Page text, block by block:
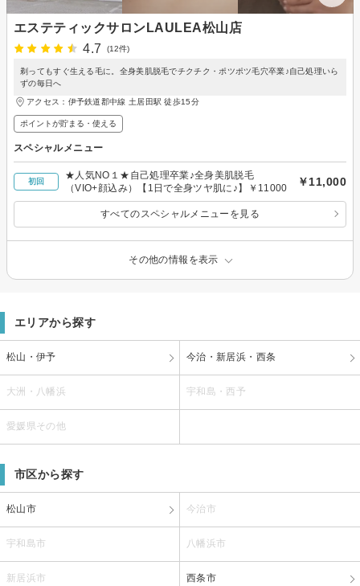
エステティックサロンLAULEA松山店
4.7
(12件)
剃ってもすぐ生える毛に。全身美肌脱毛でチクチク・ポツポツ毛穴卒業♪自己処理いら
ずの毎日へ
アクセス：伊予鉄道郡中線 土居田駅 徒歩15分
ポイントが貯まる・使える
スペシャルメニュー
初回
★人気NO１★自己処理卒業♪全身美肌脱毛
（VIO+顔込み）【1日で全身ツヤ肌に♪】￥11000
￥11,000
すべてのスペシャルメニューを見る
その他の情報を表示
エリアから探す
松山・伊予 今治・新居浜・西条
大洲・八幡浜 宇和島・西予
愛媛県その他
市区から探す
松山市 今治市
宇和島市 八幡浜市
新居浜市 西条市